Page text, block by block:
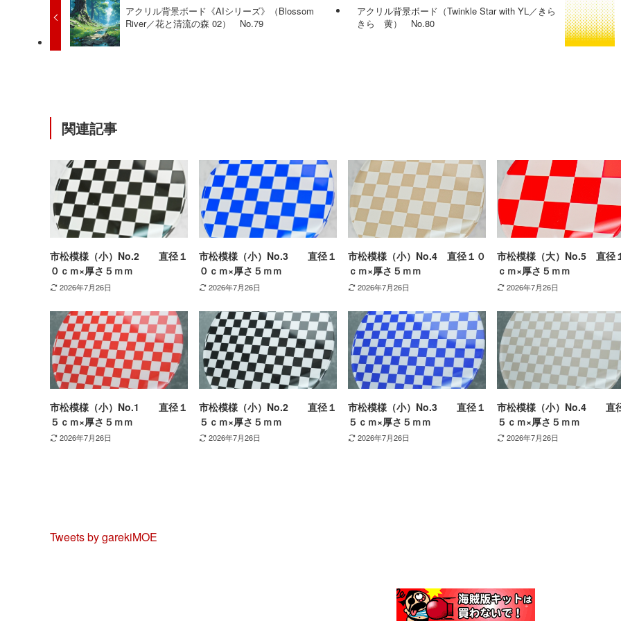
アクリル背景ボード《AIシリーズ》（Blossom
River／花と清流の森 02） No.79
アクリル背景ボード（Twinkle Star with YL／きら
きら 黄） No.80
関連記事
市松模様（小）No.2 直径１
０ｃｍ×厚さ５ｍｍ
2026年7月26日
市松模様（小）No.3 直径１
０ｃｍ×厚さ５ｍｍ
2026年7月26日
市松模様（小）No.4 直径１０
ｃｍ×厚さ５ｍｍ
2026年7月26日
市松模様（大）No.5 直径
ｃｍ×厚さ５ｍｍ
2026年7月26日
市松模様（小）No.1 直径１
５ｃｍ×厚さ５ｍｍ
2026年7月26日
市松模様（小）No.2 直径１
５ｃｍ×厚さ５ｍｍ
2026年7月26日
市松模様（小）No.3 直径１
５ｃｍ×厚さ５ｍｍ
2026年7月26日
市松模様（小）No.4 直
５ｃｍ×厚さ５ｍｍ
2026年7月26日
Tweets by garekiMOE